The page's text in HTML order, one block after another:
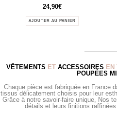
24,90€
AJOUTER AU PANIER
VÊTEMENTS ET ACCESSOIRES
POUPÉES
Chaque pièce est fabriquée en France
tissus délicatement choisis pour leur
Grâce à notre savoir-faire unique, Nos
détails et leurs finitions